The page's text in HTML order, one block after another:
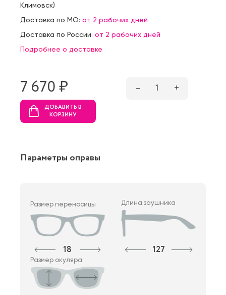
Климовск)
Доставка по МО: от 2 рабочих дней
Доставка по России: от 2 рабочих дней
Подробнее о доставке
7 670 ₷ – 1 +
ДОБАВИТЬ В
КОРЗИНУ
Параметры оправы
Размер переносицы
18
Длина заушника
127
Размер окуляра